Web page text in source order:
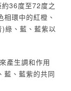
36度至72度之
環中的紅橙、
綠、藍、藍紫以
產生調和作用
藍、藍紫的共同